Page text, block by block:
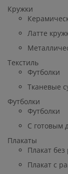
Кружки
Латте
Текстиль
Футболки
Тканевые
Футболки
Футболки
С готовым
Плакаты
Плакат без
Плакат с